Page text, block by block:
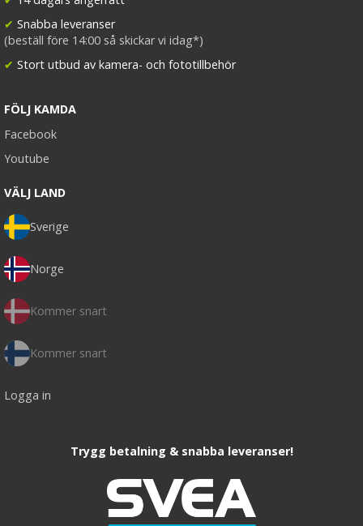
✔ Snabba leveranser
(beställ före 14:00 så skickar vi idag*)
✔ Stort utbud av kamera- och fototillbehör
FÖLJ KAMDA
Facebook
Youtube
VÄLJ LAND
Sverige
Norge
Kommer snart
Kommer snart
Logga in
Trygg betalning & snabba leveranser!